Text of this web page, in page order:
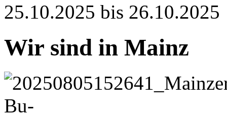
25.10.2025 bis 26.10.2025
Wir sind in Mainz